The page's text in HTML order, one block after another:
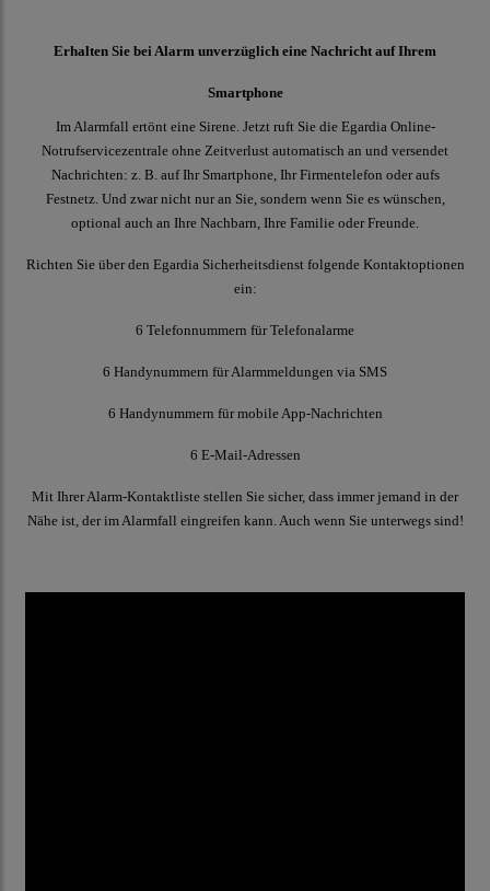
Erhalten Sie bei Alarm unverzüglich eine Nachricht auf Ihrem
Smartphone
Im Alarmfall ertönt eine Sirene. Jetzt ruft Sie die Egardia Online-
Notrufservicezentrale ohne Zeitverlust automatisch an und versendet
Nachrichten: z. B. auf Ihr Smartphone, Ihr Firmentelefon oder aufs
Festnetz. Und zwar nicht nur an Sie, sondern wenn Sie es wünschen,
optional auch an Ihre Nachbarn, Ihre Familie oder Freunde.
Richten Sie über den Egardia Sicherheitsdienst folgende Kontaktoptionen
ein:
6 Telefonnummern für Telefonalarme
6 Handynummern für Alarmmeldungen via SMS
6 Handynummern für mobile App-Nachrichten
6 E-Mail-Adressen
Mit Ihrer Alarm-Kontaktliste stellen Sie sicher, dass immer jemand in der
Nähe ist, der im Alarmfall eingreifen kann. Auch wenn Sie unterwegs sind!